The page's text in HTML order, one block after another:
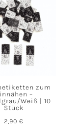
zum
–
Weiß | 10
Stück
2,90€